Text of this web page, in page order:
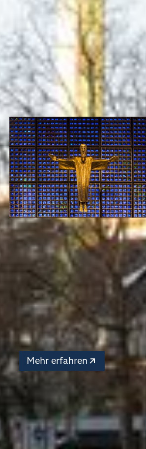
Programm
Sebastian Rost
Glaube
Gottesdienste /
Andachten
Jede und jeder ist
willkommen: zum
Innehalten, zum Hören,
Beten und Singen, zum
Sprechen und gemeinsamen
Handeln.
Mehr erfahren